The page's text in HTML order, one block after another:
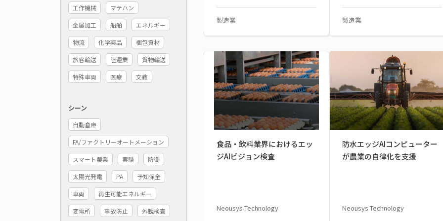
製造業 製造業
食品・飲料業界におけるエッ
ジAIビジョン検査
Neousys Technology
防水エッジAIコンピューター
が農業の自律化を支援
Neousys Technology
工作機械 マテハン
金属加工 船舶 エネルギー
物流 化学薬品 梱包資材
旅客輸送 陸運業 貨物輸送
特殊車両 医療 文教
シーン
自動倉庫
FA/ファクトリーオートメーション
スマート農業 実験 防衛
太陽光発電 PA 予知保全
車両 再生可能エネルギー
変電所 事故防止 外観検査